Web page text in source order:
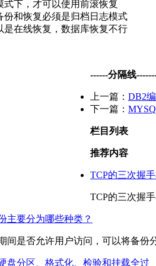
式下，才可以使用前滚恢复
份和恢复必须是归档日志模式
是在线恢复，数据库恢复不行
------分隔线
上一篇： DB2
下一篇：
栏目列表
推荐内容
TCP的三次握
TCP的三次握
主要分为哪些种类？
间是否允许用户访问，可以将备份
盘分区、格式化、检验和挂载全过